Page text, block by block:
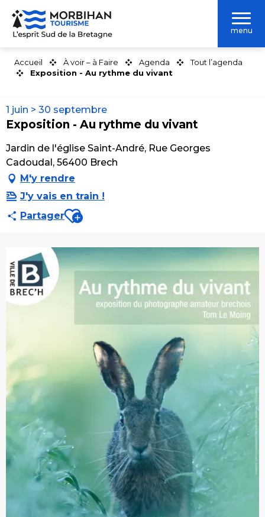
Aller
contenu
menu
Accueil À voir – à Faire Agenda
Tout l’agenda
Exposition - Au rythme du vivant
1 juin > 30 septembre
Exposition - Au rythme du vivant
Jardin de l'église Saint-André, Rue Georges
Cadoudal, 56400 Brech
M'y rendre
J'y vais en train !
PartagerAjouter aux favoris